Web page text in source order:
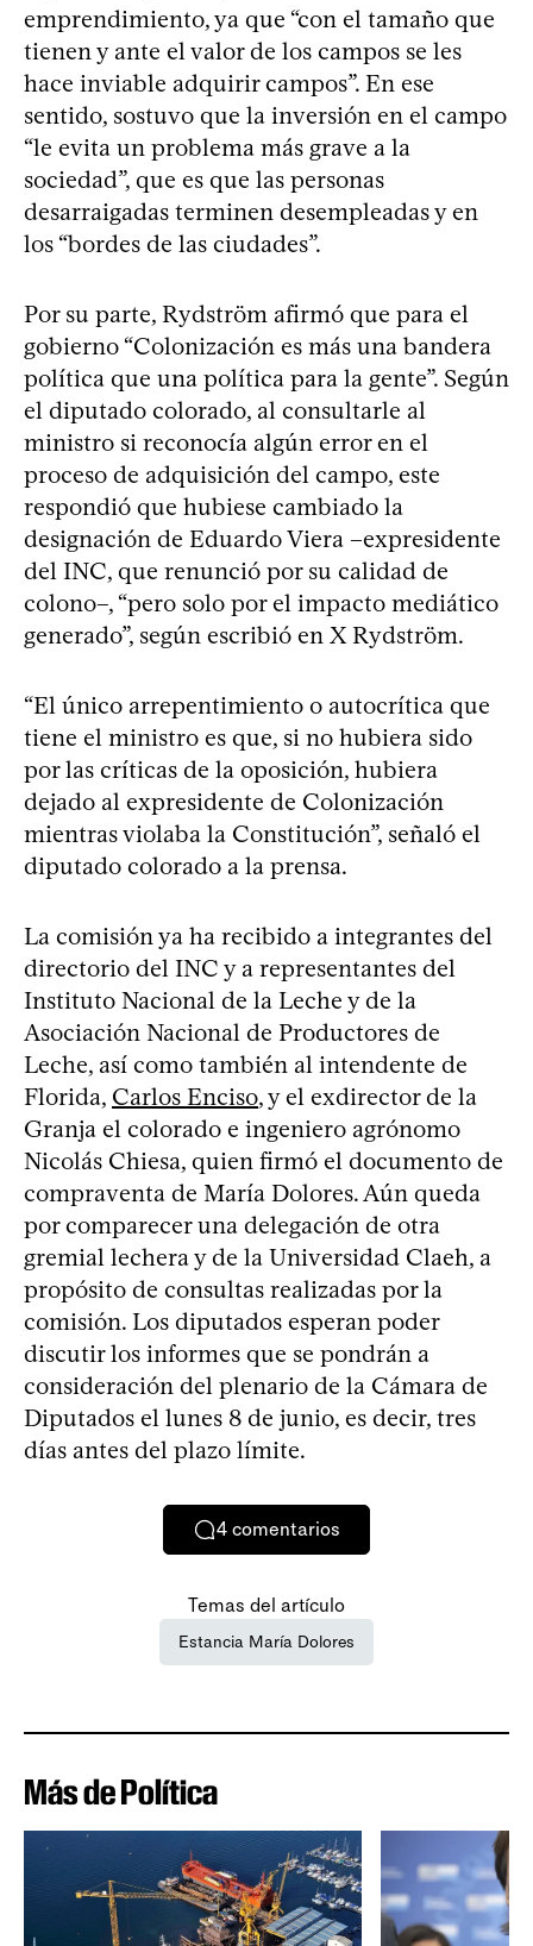
emprendimiento, ya que “con el tamaño que
tienen y ante el valor de los campos se les
hace inviable adquirir campos”. En ese
sentido, sostuvo que la inversión en el campo
“le evita un problema más grave a la
sociedad”, que es que las personas
desarraigadas terminen desempleadas y en
los “bordes de las ciudades”.
Por su parte, Rydström afirmó que para el
gobierno “Colonización es más una bandera
política que una política para la gente”. Según
el diputado colorado, al consultarle al
ministro si reconocía algún error en el
proceso de adquisición del campo, este
respondió que hubiese cambiado la
designación de Eduardo Viera –expresidente
del INC, que renunció por su calidad de
colono–, “pero solo por el impacto mediático
generado”, según escribió en X Rydström.
“El único arrepentimiento o autocrítica que
tiene el ministro es que, si no hubiera sido
por las críticas de la oposición, hubiera
dejado al expresidente de Colonización
mientras violaba la Constitución”, señaló el
diputado colorado a la prensa.
La comisión ya ha recibido a integrantes del
directorio del INC y a representantes del
Instituto Nacional de la Leche y de la
Asociación Nacional de Productores de
Leche, así como también al intendente de
Florida, Carlos Enciso, y el exdirector de la
Granja el colorado e ingeniero agrónomo
Nicolás Chiesa, quien firmó el documento de
compraventa de María Dolores. Aún queda
por comparecer una delegación de otra
gremial lechera y de la Universidad Claeh, a
propósito de consultas realizadas por la
comisión. Los diputados esperan poder
discutir los informes que se pondrán a
consideración del plenario de la Cámara de
Diputados el lunes 8 de junio, es decir, tres
días antes del plazo límite.
4 comentarios
Temas del artículo
Estancia María Dolores
Más de Política